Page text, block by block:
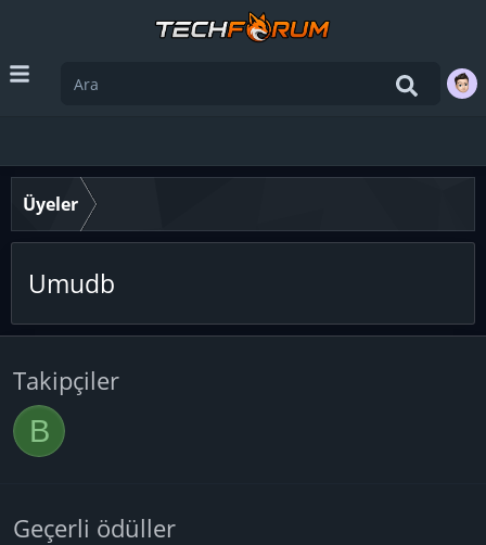
Üyeler
Umudb
Takipçiler
B
Geçerli ödüller